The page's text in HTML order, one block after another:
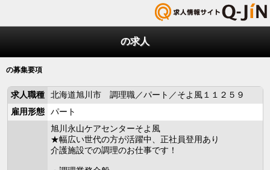
の求人
の募集要項
求人職種
北海道旭川市 調理職／パート／そよ風１１２５９
雇用形態
パート
旭川永山ケアセンターそよ風
★幅広い世代の方が活躍中、正社員登用あり
介護施設での調理のお仕事です！